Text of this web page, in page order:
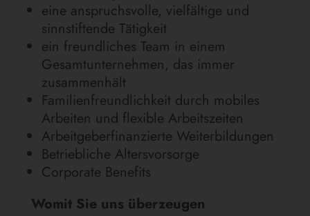
eine anspruchsvolle, vielfältige und
sinnstiftende Tätigkeit
ein freundliches Team in einem
Gesamtunternehmen, das immer
zusammenhält
Familienfreundlichkeit durch mobiles
Arbeiten und flexible Arbeitszeiten
Arbeitgeberfinanzierte Weiterbildungen
Betriebliche Altersvorsorge
Corporate Benefits
Womit Sie uns überzeugen